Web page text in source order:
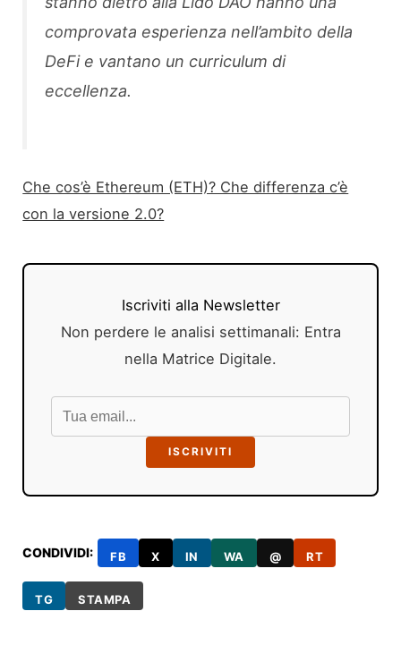
comprovata esperienza nell’ambito della
DeFi e vantano un curriculum di
eccellenza.
Che cos’è Ethereum (ETH)? Che differenza c’è
con la versione 2.0?
Iscriviti alla Newsletter
Non perdere le analisi settimanali: Entra
nella Matrice Digitale.
ISCRIVITI
CONDIVIDI: FB X IN WA @ RT
TG STAMPA